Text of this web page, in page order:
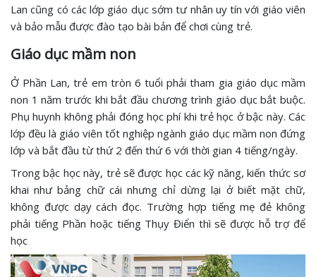
Lan cũng có các lớp giáo dục sớm tư nhân uy tín với giáo viên
và bảo mẫu được đào tạo bài bản để chơi cùng trẻ.
Giáo dục mầm non
Ở Phần Lan, trẻ em tròn 6 tuổi phải tham gia giáo dục mầm
non 1 năm trước khi bắt đầu chương trình giáo dục bắt buộc.
Phụ huynh không phải đóng học phí khi trẻ học ở bậc này. Các
lớp đều là giáo viên tốt nghiệp ngành giáo dục mầm non đứng
lớp và bắt đầu từ thứ 2 đến thứ 6 với thời gian 4 tiếng/ngày.
Trong bậc học này, trẻ sẽ được học các kỹ năng, kiến thức sơ
khai như bảng chữ cái nhưng chỉ dừng lại ở biết mặt chữ,
không được dạy cách đọc. Trường hợp tiếng mẹ đẻ không
phải tiếng Phần hoặc tiếng Thụy Điển thì sẽ được hỗ trợ để
học